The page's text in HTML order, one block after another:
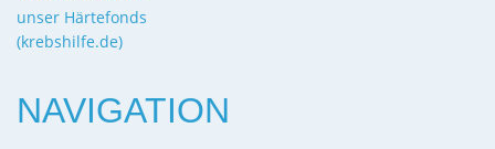
unser Härtefonds
(krebshilfe.de)
NAVIGATION